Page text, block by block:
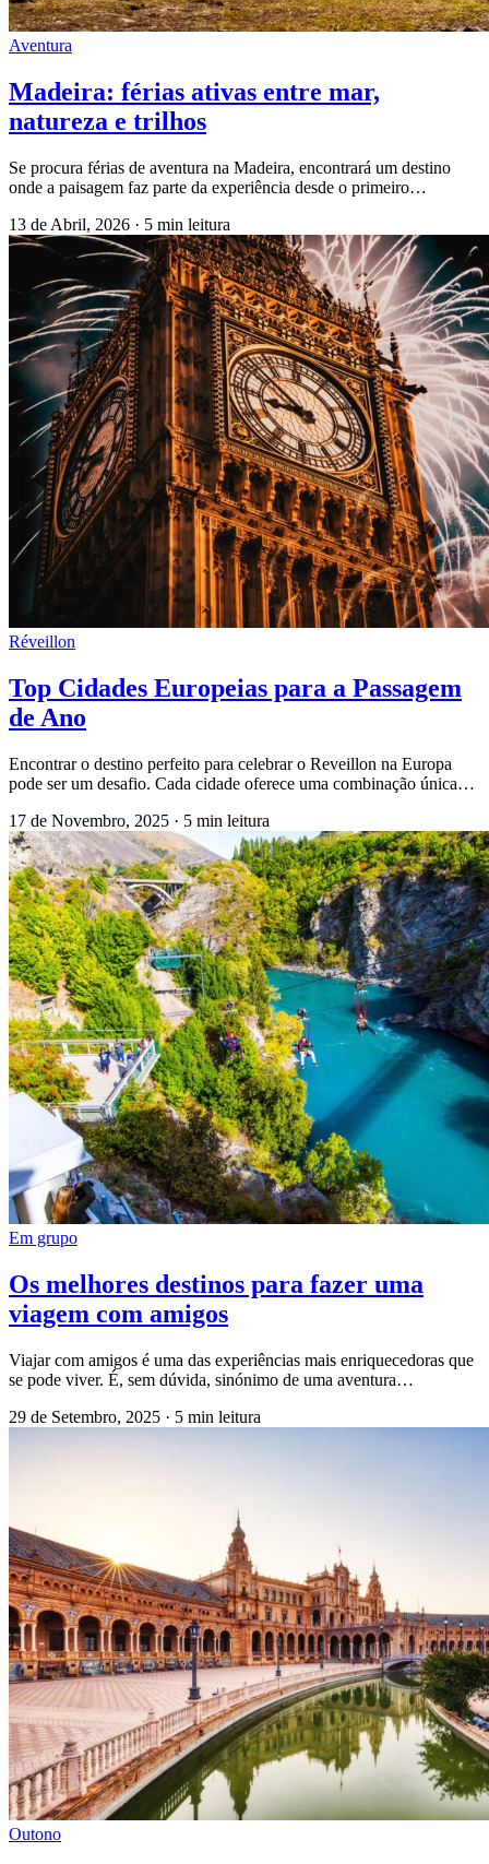
Aventura
Madeira: férias ativas entre mar,
natureza e trilhos
Se procura férias de aventura na Madeira, encontrará um destino
onde a paisagem faz parte da experiência desde o primeiro…
13 de Abril, 2026 · 5 min leitura
Réveillon
Top Cidades Europeias para a Passagem
de Ano
Encontrar o destino perfeito para celebrar o Reveillon na Europa
pode ser um desafio. Cada cidade oferece uma combinação única…
17 de Novembro, 2025 · 5 min leitura
Em grupo
Os melhores destinos para fazer uma
viagem com amigos
Viajar com amigos é uma das experiências mais enriquecedoras que
se pode viver. É, sem dúvida, sinónimo de uma aventura…
29 de Setembro, 2025 · 5 min leitura
Outono